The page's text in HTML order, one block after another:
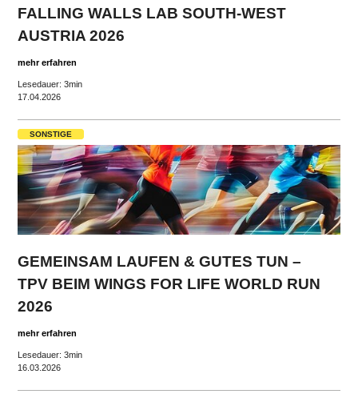
FALLING WALLS LAB SOUTH-WEST
AUSTRIA 2026
mehr erfahren
Lesedauer: 3min
17.04.2026
SONSTIGE
GEMEINSAM LAUFEN & GUTES TUN –
TPV BEIM WINGS FOR LIFE WORLD RUN
2026
mehr erfahren
Lesedauer: 3min
16.03.2026